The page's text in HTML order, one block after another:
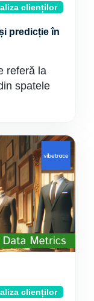
clienților
predicție în
referă la
spatele
clienților